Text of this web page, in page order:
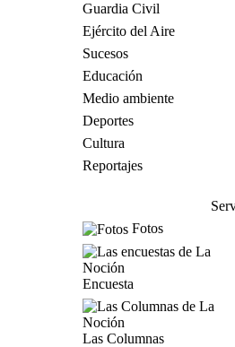
Guardia Civil
Ejército del Aire
Sucesos
Educación
Medio ambiente
Deportes
Cultura
Reportajes
Fotos
Encuesta
Las Columnas